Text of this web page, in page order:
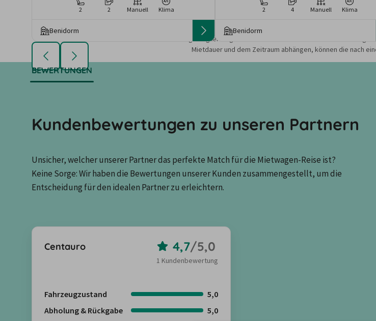
2 2 Manuell Klima
Benidorm
2 4 Manuell Klima
Benidorm
Die angezeigten Angebote und Preise basieren auf den
Mietdauer und dem Zeitraum abhängen, können die nach
BEWERTUNGEN
Kundenbewertungen zu unseren Partnern
Unsicher, welcher unserer Partner das perfekte Match für die Mietwagen-Reise ist?
Keine Sorge: Wir haben die Bewertungen unserer Kunden zusammengestellt, um die
Entscheidung für den idealen Partner zu erleichtern.
Centauro 4,7/5,0
1 Kundenbewertung
Fahrzeugzustand
5,0
Abholung & Rückgabe
5,0